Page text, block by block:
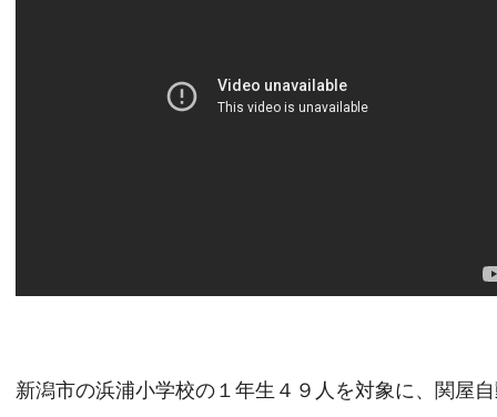
新潟市の浜浦小学校の１年生４９人を対象に、関屋